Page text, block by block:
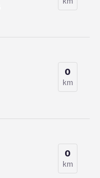
0
km
0
km